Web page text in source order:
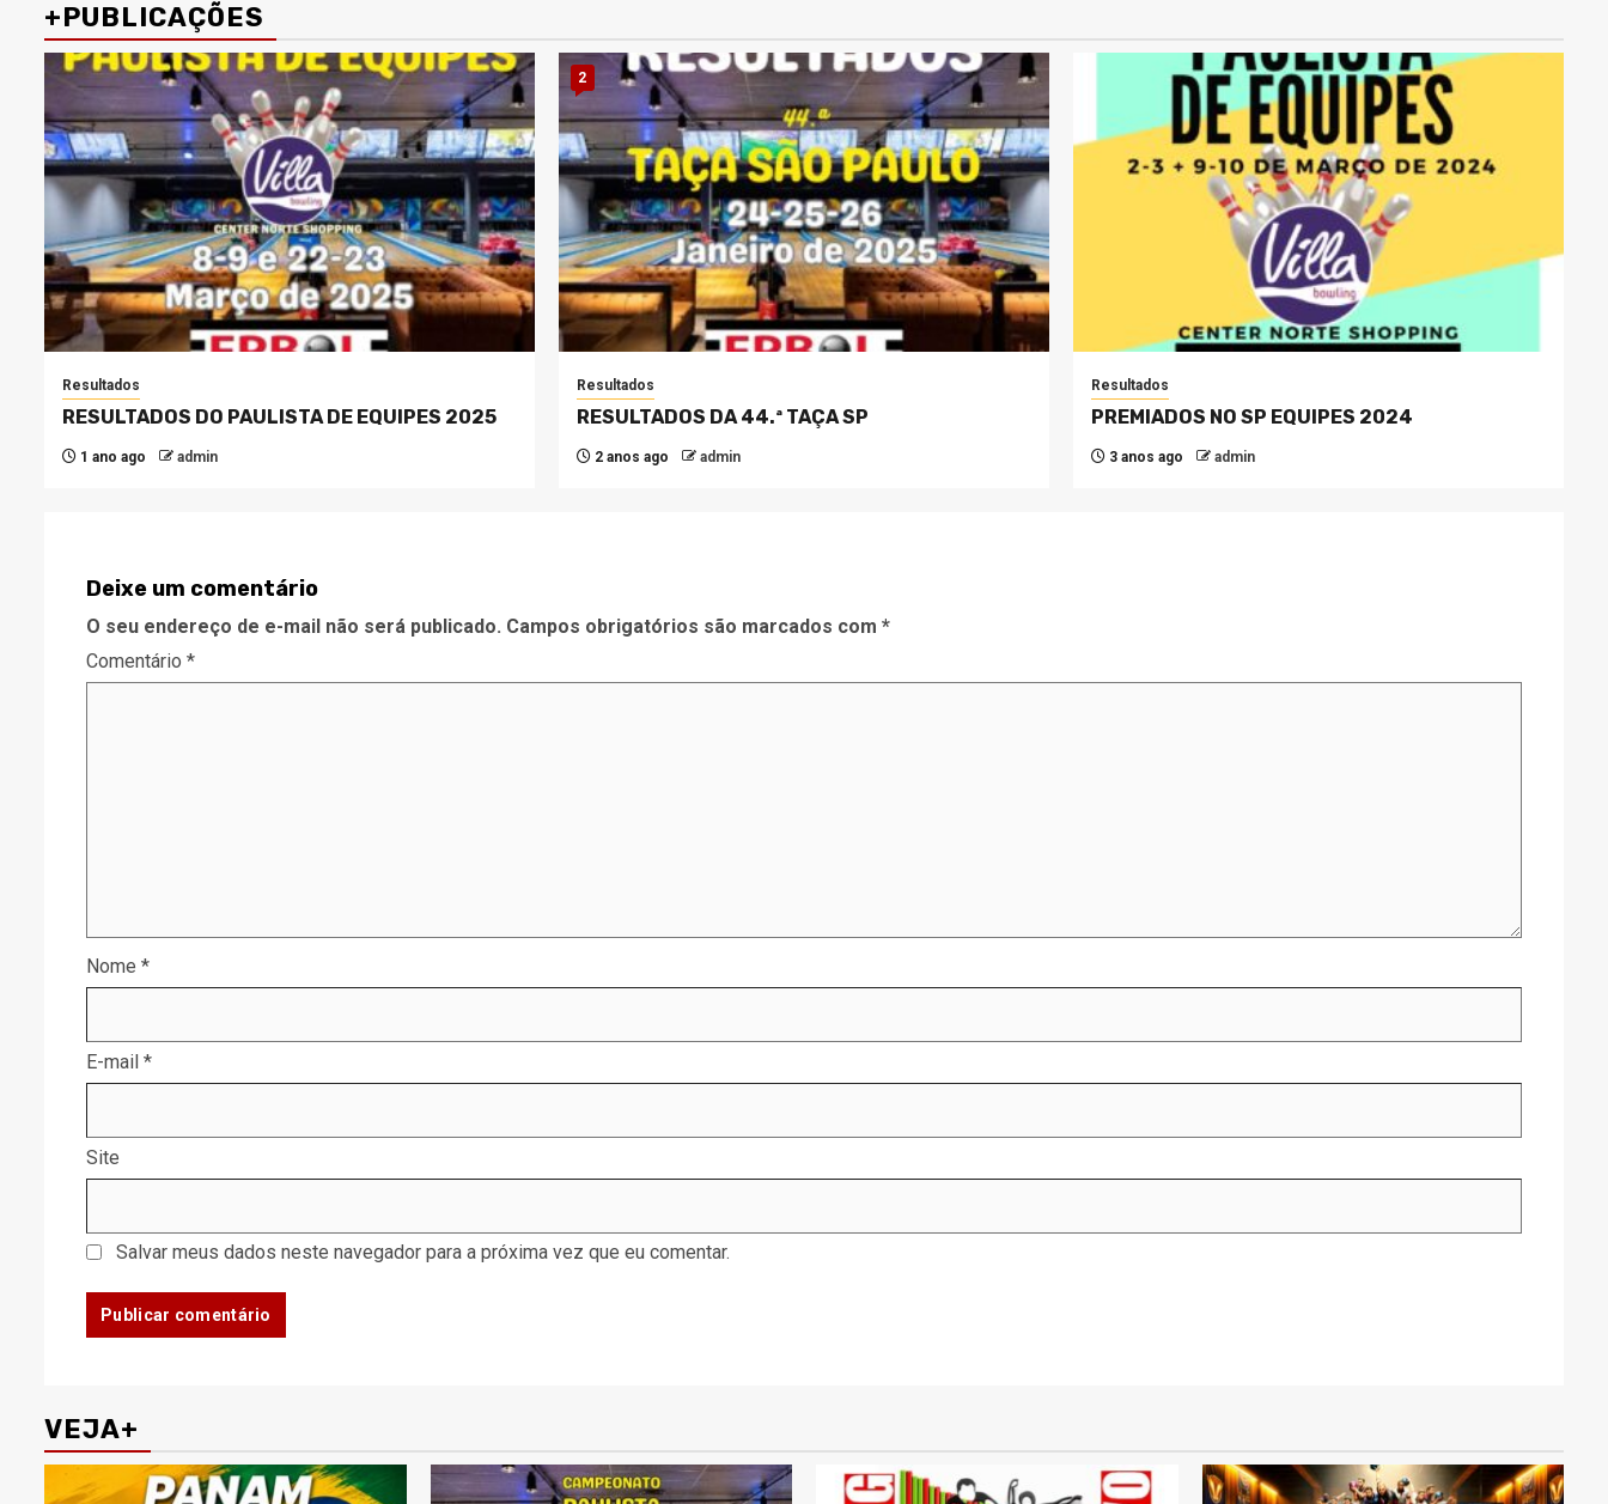
+PUBLICAÇÕES
Resultados
RESULTADOS DO PAULISTA DE EQUIPES 2025
1 ano ago admin
2
Resultados
RESULTADOS DA 44.ª TAÇA SP
2 anos ago admin
Resultados
PREMIADOS NO SP EQUIPES 2024
3 anos ago admin
Deixe um comentário
O seu endereço de e-mail não será publicado. Campos obrigatórios são marcados com *
Comentário *
Nome *
E-mail *
Site
Salvar meus dados neste navegador para a próxima vez que eu comentar.
VEJA+